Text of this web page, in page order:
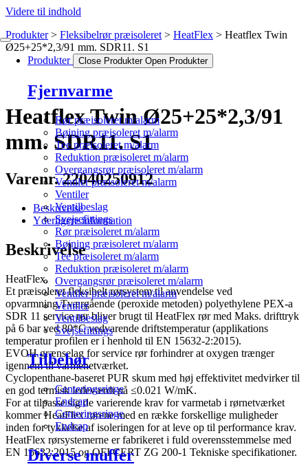
Videre til indhold
Produkter Close Produkter Open Produkter
Fjernvarme
Rør præisoleret m/alarm
Bøjning præisoleret m/alarm
Tee præisoleret m/alarm
Reduktion præisoleret m/alarm
Overgangsrør præisoleret m/alarm
Ventiler præisoleret m/alarm
Ventiler
Ventilbeslag
Svejsefittings
Rør præisoleret m/alarm
Bøjning præisoleret m/alarm
Tee præisoleret m/alarm
Reduktion præisoleret m/alarm
Overgangsrør præisoleret m/alarm
Ventiler præisoleret m/alarm
Ventiler
Ventilbeslag
Svejsefittings
Tilbehør
Centeringsringe
Endcap
Centeringsringe
Endcap
Diverse muffer
Produkter Fleksibelrør præisoleret HeatFlex
Heatflex Twin
Ø25+25*2,3/91 mm. SDR11. S1
Heatflex Twin Ø25+25*2,3/91
mm. SDR11. S1
Varenr. 22040250912
Beskrivelse
Yderligere information
Beskrivelse
HeatFlex.
Et præisoleret fleksibelt rørsystem til anvendelse ved
opvarmning.Tværgående (peroxide metoden) polyethylene PEX-a
SDR 11 service rør bliver brugt til HeatFlex rør med Maks. drifttryk
på 6 bar ved 80*C vedvarende driftstemperatur (applikations
temperatur profilen er i henhold til EN 15632-2:2015).
EVOH grænselag for service rør forhindrer at oxygen trænger
igennem til varmenetværket.
Cyclopenthane-baseret PUR skum med høj effektivitet medvirker til
en god termisk ledeværdi på ≤0.021 W/mK.
For at tilpasse sig de varierende krav for varmetab i rørnetværket
kommer HeatFlex rørene med en række forskellige muligheder
inden for tykkelse af isoleringen for at leve op til performance krav.
HeatFlex rørsystemerne er fabrikeret i fuld overensstemmelse med
EN 15632:2015 og OFI CERT ZG 200-1 Tekniske specifikationer.